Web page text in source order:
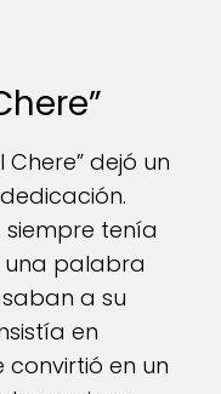
Chere” dejó un
tenía
una palabra
a su
en
en un